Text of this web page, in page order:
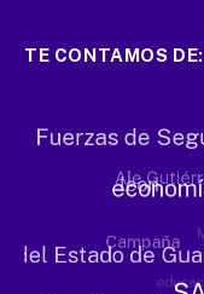
TE CONTAMOS DE: